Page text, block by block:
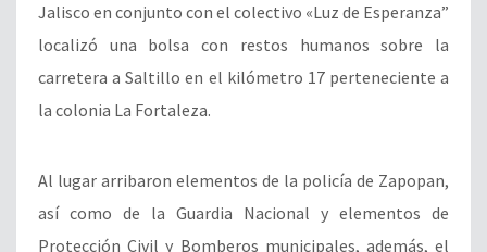
Jalisco en conjunto con el colectivo «Luz de Esperanza”
localizó una bolsa con restos humanos sobre la
carretera a Saltillo en el kilómetro 17 perteneciente a
la colonia La Fortaleza.
Al lugar arribaron elementos de la policía de Zapopan,
así como de la Guardia Nacional y elementos de
Protección Civil y Bomberos municipales, además, el